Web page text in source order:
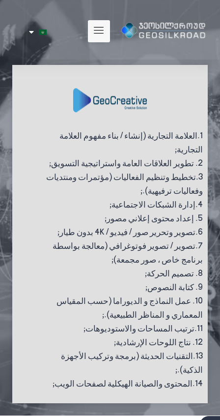
1.العلامة التجارية (إنشاء / بناء مفهوم العلامة
التجارية;
2. تطوير العلاقات العامة واستراتيجية التسويق;
3.تخطيط وتنظيم الفعاليات (مؤتمرات ومنتديات
وفعاليات ترفيهية).
;
4.إدارة الشبكات الاجتماعية;
5. إعداد محتوى إعلاني مصور;
6.تصوير وتحرير صور / فيديو / 4
K
بدون طيار;
7.تصوير / تصوير فوتوغرافي (معالجة بواسطة
برنامج خاص ، صور مجمعة);
8. تصميم الحركة;
9. كتابة النصوص;
10. عمل النماذج و الديوراما (حسب المقياس
المعماري و المناظر الطبيعية).
;
11.ترتيب المساحات والاستوديوهات;
12. نتاج اللوحات الإرشادية;
13.التقنيات الحديثة (برمجة وتركيب الأجهزة
الذكية).
;
14.المحتوى والصيانة الهيكلية لصفحات الويب;